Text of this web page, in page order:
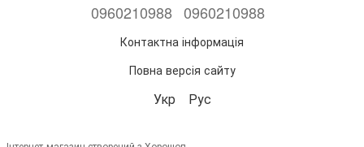
0960210988 0960210988
Контактна інформація
Повна версія сайту
Укр Рус